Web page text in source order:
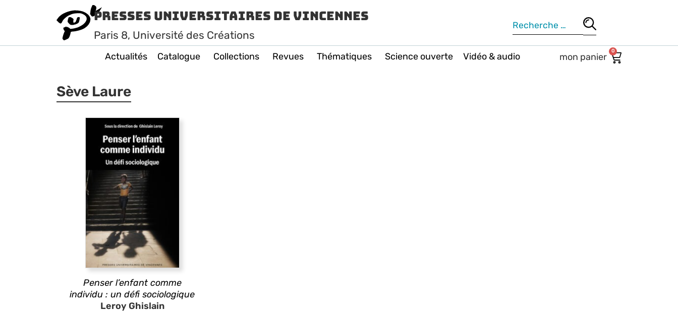
Presses Universitaires de Vincennes
Paris 8, Université des Créations
Actualités Catalogue Collections Revues Thématiques Science ouverte Vidéo & audio 0
Sève Laure
Penser l’enfant comme
individu : un défi sociologique
Leroy Ghislain